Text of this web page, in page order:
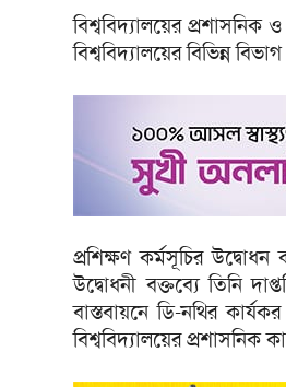
বিশ্ববিদ্যালয়ের
বিশ্ববিদ্যালয়ের বিভিন্ন
প্রশিক্ষণ কর্মসূচির
উদ্বোধনী বক্তব্যে তিনি
বাস্তবায়নে ডি-নথির
বিশ্ববিদ্যালয়ের প্রশাসনিক